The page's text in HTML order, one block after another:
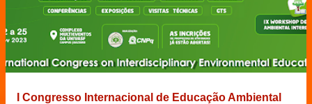
I Congresso Internacional de Educação Ambiental